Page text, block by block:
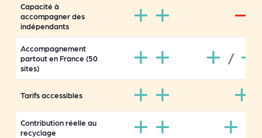
Capacité à
accompagner des
indépendants
Accompagnement
partout en France (50
sites)
/
Tarifs accessibles
Contribution réelle au
recyclage